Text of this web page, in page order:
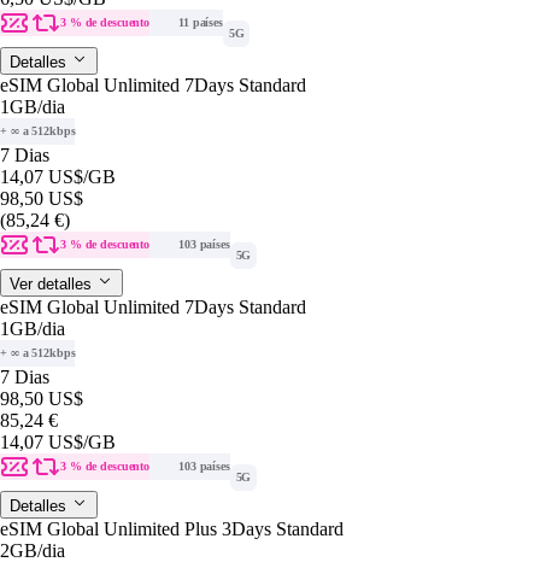
3 % de descuento
11 países
5G
Detalles
eSIM Global Unlimited 7Days Standard
1GB/dia
+ ∞ a 512kbps
7 Dias
14,07 US$/GB
98,50 US$
(85,24 €)
3 % de descuento
103 países
5G
Ver detalles
eSIM Global Unlimited 7Days Standard
1GB/dia
+ ∞ a 512kbps
7 Dias
98,50 US$
85,24 €
14,07 US$/GB
3 % de descuento
103 países
5G
Detalles
eSIM Global Unlimited Plus 3Days Standard
2GB/dia